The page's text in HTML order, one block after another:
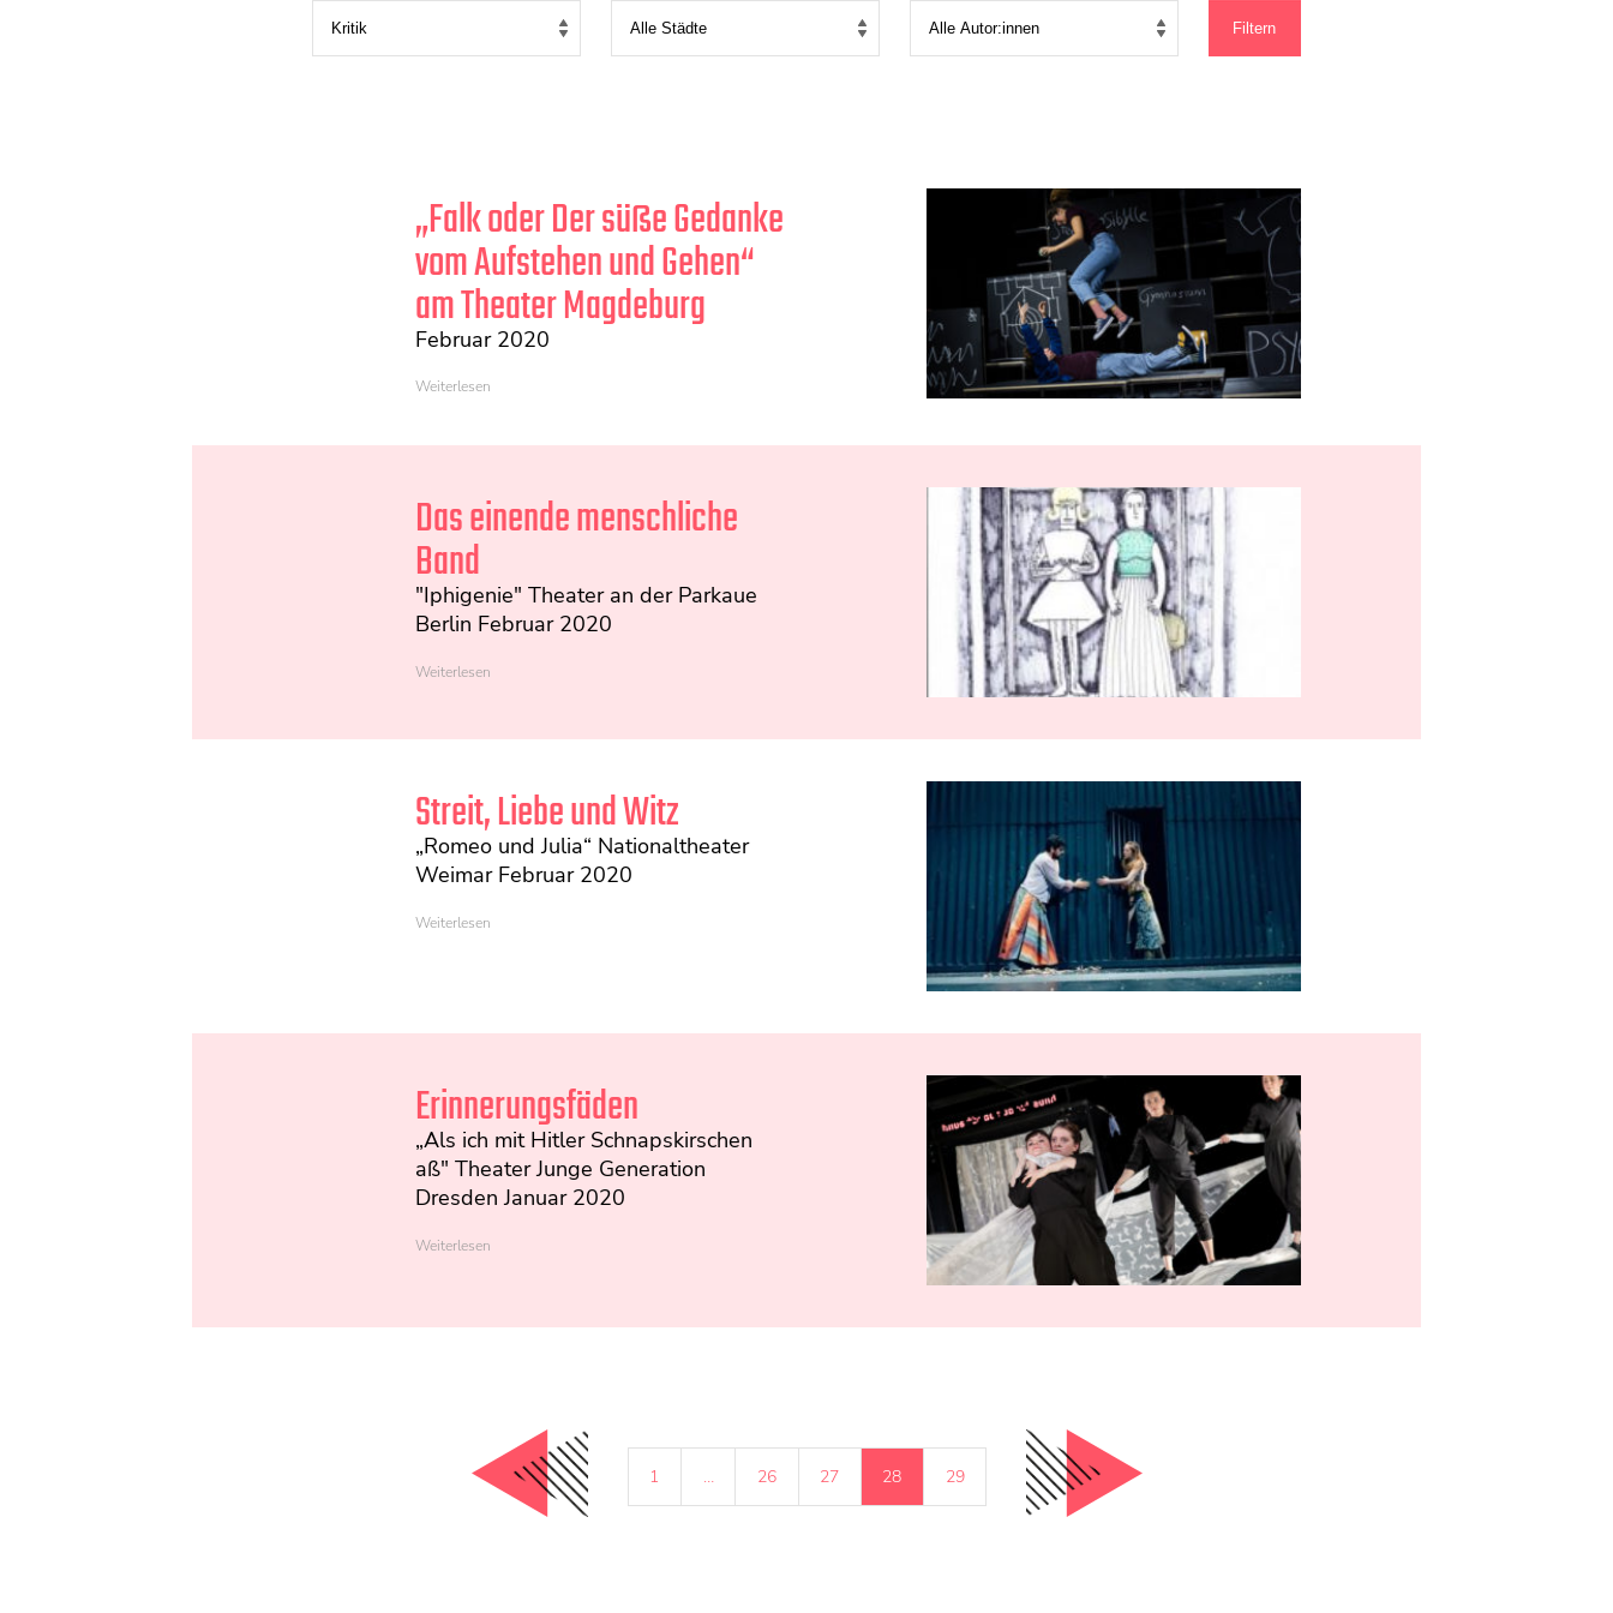
„Falk oder Der süße Gedanke
vom Aufstehen und Gehen“
am Theater Magdeburg
Februar 2020
Weiterlesen
Das einende menschliche
Band
"Iphigenie" Theater an der Parkaue
Berlin Februar 2020
Weiterlesen
Streit, Liebe und Witz
„Romeo und Julia“ Nationaltheater
Weimar Februar 2020
Weiterlesen
Erinnerungsfäden
„Als ich mit Hitler Schnapskirschen
aß" Theater Junge Generation
Dresden Januar 2020
Weiterlesen
1 … 26 27 28 29